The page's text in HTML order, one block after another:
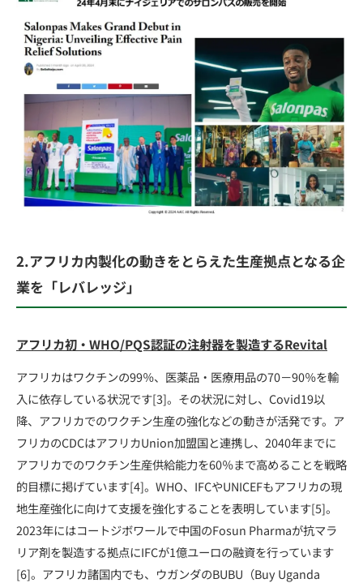
2.アフリカ内製化の動きをとらえた生産拠点となる企
業を「レバレッジ」
アフリカ初・WHO/PQS認証の注射器を製造するRevital
アフリカはワクチンの99％、医薬品・医療用品の70－90％を輸
入に依存している状況です[3]。その状況に対し、Covid19以
降、アフリカでのワクチン生産の強化などの動きが活発です。ア
フリカのCDCはアフリカUnion加盟国と連携し、2040年までに
アフリカでのワクチン生産供給能力を60％まで高めることを戦略
的目標に掲げています[4]。WHO、IFCやUNICEFもアフリカの現
地生産強化に向けて支援を強化することを表明しています[5]。
2023年にはコートジボワールで中国のFosun Pharmaが抗マラ
リア剤を製造する拠点にIFCが1億ユーロの融資を行っています
[6]。アフリカ諸国内でも、ウガンダのBUBU（Buy Uganda